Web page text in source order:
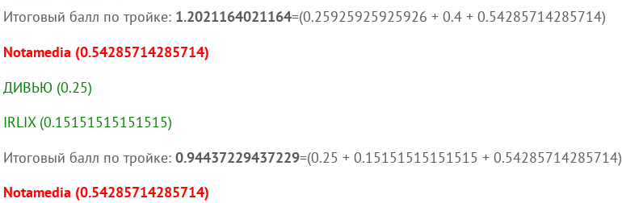
Итоговый балл по тройке: 1.2021164021164=(0.25925925925926 + 0.4 + 0.54285714285714)
Notamedia (0.54285714285714)
ДИВЬЮ (0.25)
IRLIX (0.15151515151515)
Итоговый балл по тройке: 0.94437229437229=(0.25 + 0.15151515151515 + 0.54285714285714)
Notamedia (0.54285714285714)